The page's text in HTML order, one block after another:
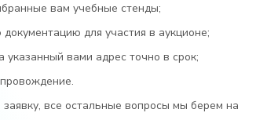
вам учебные стенды;
для участия в аукционе;
вами адрес точно в срок;
все остальные вопросы мы берем на